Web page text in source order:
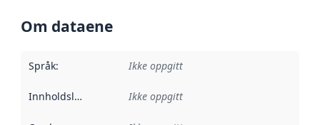
Om dataene
Språk: Ikke oppgitt
Innholdsleverandører :
Ikke oppgitt